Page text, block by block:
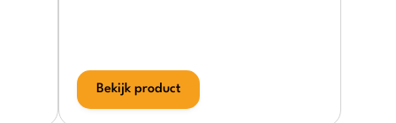
Bekijk product